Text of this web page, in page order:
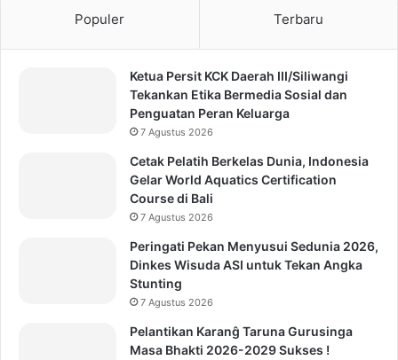
Populer Terbaru
Ketua Persit KCK Daerah III/Siliwangi
Tekankan Etika Bermedia Sosial dan
Penguatan Peran Keluarga
7 Agustus 2026
Cetak Pelatih Berkelas Dunia, Indonesia
Gelar World Aquatics Certification
Course di Bali
7 Agustus 2026
Peringati Pekan Menyusui Sedunia 2026,
Dinkes Wisuda ASI untuk Tekan Angka
Stunting
7 Agustus 2026
Pelantikan Karanĝ Taruna Gurusinga
Masa Bhakti 2026-2029 Sukses !